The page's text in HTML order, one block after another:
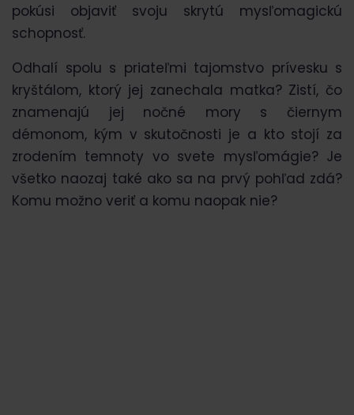
pokúsi objaviť svoju skrytú mysľomagickú
schopnosť.
Odhalí spolu s priateľmi tajomstvo prívesku s
kryštálom, ktorý jej zanechala matka? Zistí, čo
znamenajú jej nočné mory s čiernym
démonom, kým v skutočnosti je a kto stojí za
zrodením temnoty vo svete mysľomágie? Je
všetko naozaj také ako sa na prvý pohľad zdá?
Komu možno veriť a komu naopak nie?